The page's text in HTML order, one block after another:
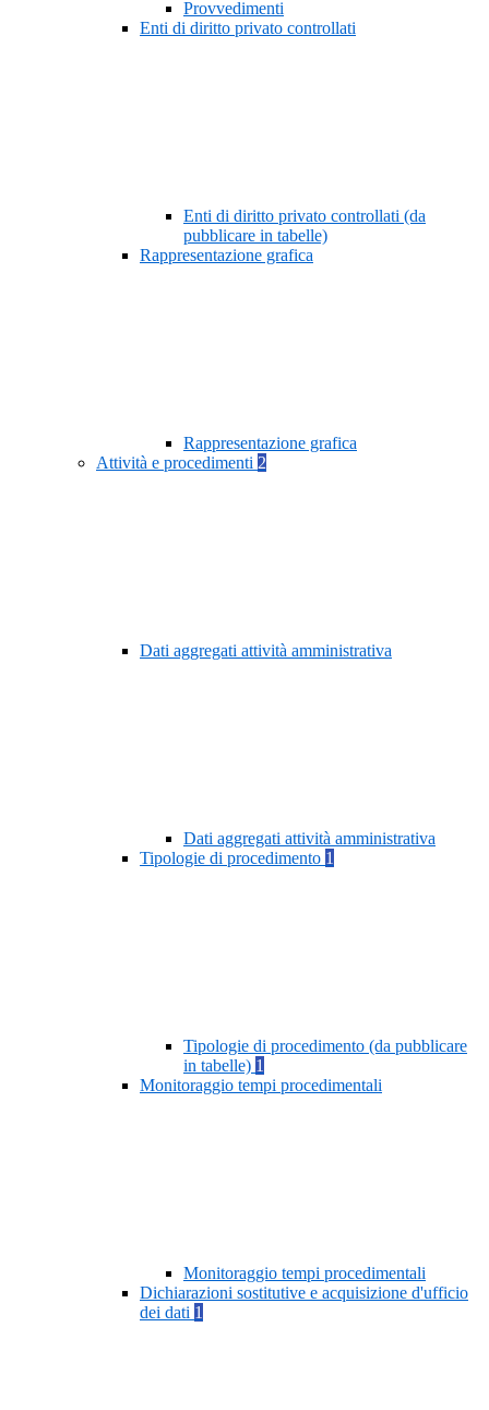
Provvedimenti
Enti di diritto privato controllati
Enti di diritto privato controllati (da
pubblicare in tabelle)
Rappresentazione grafica
Rappresentazione grafica
Attività e procedimenti 2
Dati aggregati attività amministrativa
Dati aggregati attività amministrativa
Tipologie di procedimento 1
Tipologie di procedimento (da pubblicare
in tabelle) 1
Monitoraggio tempi procedimentali
Monitoraggio tempi procedimentali
Dichiarazioni sostitutive e acquisizione d'ufficio
dei dati 1